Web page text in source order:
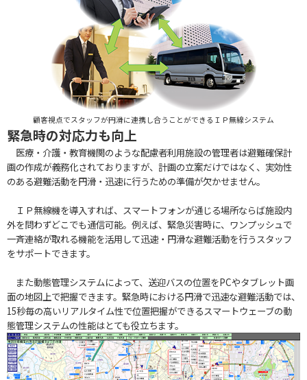
顧客視点でスタッフが円滑に連携し合うことができるＩＰ無線システム
緊急時の対応力も向上
医療・介護・教育機関のような配慮者利用施設の管理者は避難確保計
画の作成が義務化されておりますが、計画の立案だけではなく、実効性
のある避難活動を円滑・迅速に行うための準備が欠かせません。
ＩＰ無線機を導入すれば、スマートフォンが通じる場所ならば施設内
外を問わずどこでも通信可能。例えば、緊急災害時に、ワンプッシュで
一斉連絡が取れる機能を活用して迅速・円滑な避難活動を行うスタッフ
をサポートできます。
また動態管理システムによって、送迎バスの位置をPCやタブレット画
面の地図上で把握できます。緊急時における円滑で迅速な避難活動では、
15秒毎の高いリアルタイム性で位置把握ができるスマートウェーブの動
態管理システムの性能はとても役立ちます。